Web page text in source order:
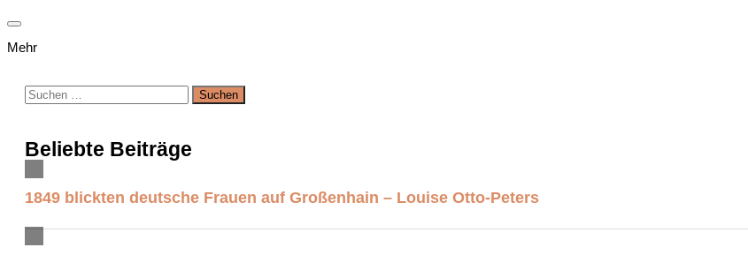
Mehr
Suchen
nach:
Beliebte Beiträge
1849 blickten deutsche Frauen auf Großenhain – Louise Otto-Peters